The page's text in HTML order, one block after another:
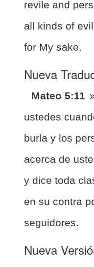
revile and
all kinds of
for My sake.
Nueva
Mateo 5:11
ustedes
burla y los
acerca de
y dice toda
en su contra
seguidores.
Nueva